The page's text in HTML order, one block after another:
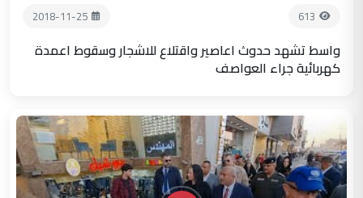
613
2018-11-25
واسط تشهد حدوث اعاصير واقتلاع للاشجار وسقوط اعمدة
كهربائية جراء العواصف